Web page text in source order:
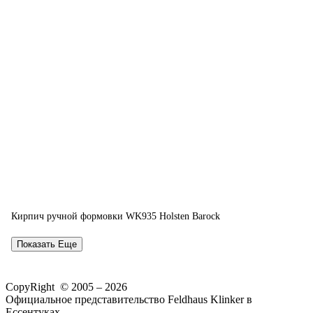
Кирпич ручной формовки WK935 Holsten Barock
Показать Еще
CopyRight © 2005 – 2026
Официальное представительство Feldhaus Klinker в